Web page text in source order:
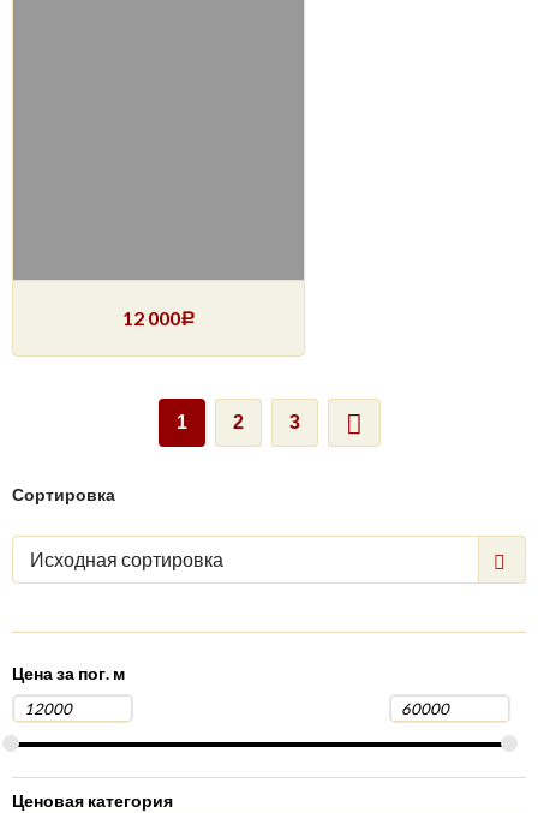
12 000Р
1 2 3
Сортировка
Исходная сортировка
Цена за пог. м
Ценовая категория